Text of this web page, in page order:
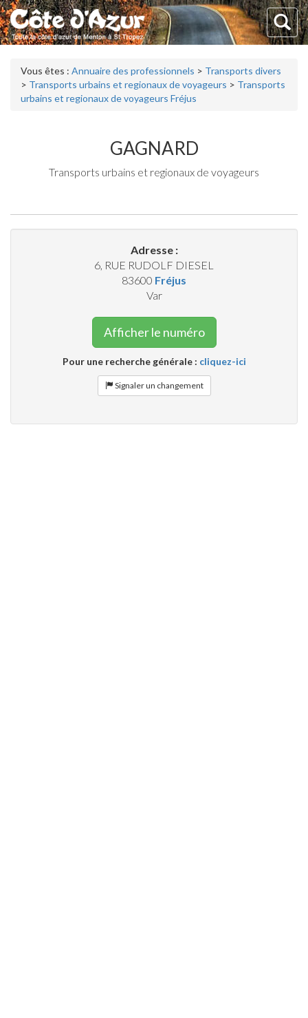
Vous êtes : Annuaire des professionnels > Transports divers
> Transports urbains et regionaux de voyageurs > Transports
urbains et regionaux de voyageurs Fréjus
GAGNARD
Transports urbains et regionaux de voyageurs
Adresse :
6, RUE RUDOLF DIESEL
83600 Fréjus
Var
Afficher le numéro
Pour une recherche générale : cliquez-ici
Signaler un changement